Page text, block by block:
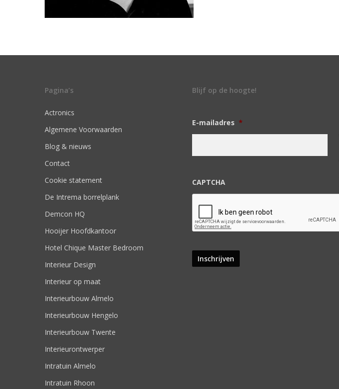
Pagina’s
Actronics
Algemene Voorwaarden
Blog & nieuws
Contact
Cookie statement
De Intrema borrelplank
Demcon HQ
Hooijer Hoofdkantoor
Hotel Chique Master Bedroom
Interieur Design
Interieur op maat
Interieurbouw Almelo
Interieurbouw Hengelo
Interieurbouw Twente
Interieurontwerper
Intratuin Almelo
Intratuin Rhoon
Blijf op de hoogte!
E-mailadres *
CAPTCHA